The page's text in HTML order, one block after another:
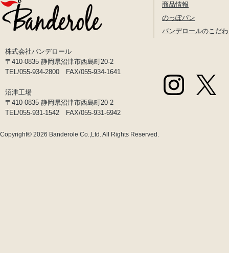
株式会社バンデロール
〒410-0835 静岡県沼津市西島町20-2
TEL/055-934-2800 FAX/055-934-1641
沼津工場
〒410-0835 静岡県沼津市西島町20-2
TEL/055-931-1542 FAX/055-931-6942
商品情報
のっぽパン
バンデロールのこだ
Copyright© 2026 Banderole Co.,Ltd.All Rights Reserved.